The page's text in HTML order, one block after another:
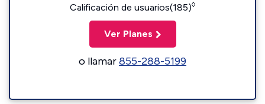
Calificación de usuarios(185)◊
Ver Planes
o llamar855-288-5199